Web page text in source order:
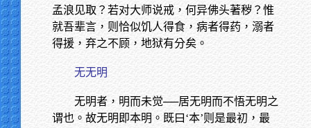
孟浪见取？若对大师说戒，何异佛头著秽？惟
就吾辈言，则恰似饥人得食，病者得药，溺者
得援，弃之不顾，地狱有分矣。
无无明
无明者，明而未觉──居无明而不悟无明之
谓也。故无明即本明。既曰‘本’则是最初，最